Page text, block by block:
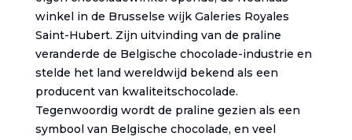
winkel in de Brusselse wijk Galeries Royales
Saint-Hubert. Zijn uitvinding van de praline
veranderde de Belgische chocolade-industrie en
stelde het land wereldwijd bekend als een
producent van kwaliteitschocolade.
Tegenwoordig wordt de praline gezien als een
symbool van Belgische chocolade, en veel